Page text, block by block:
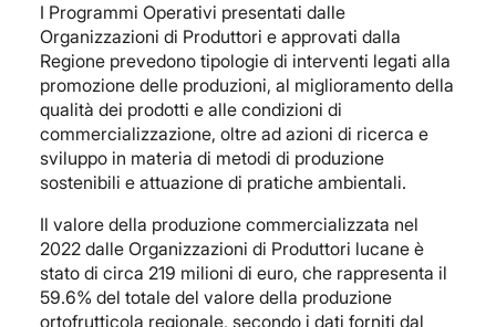
I Programmi Operativi presentati dalle
Organizzazioni di Produttori e approvati dalla
Regione prevedono tipologie di interventi legati alla
promozione delle produzioni, al miglioramento della
qualità dei prodotti e alle condizioni di
commercializzazione, oltre ad azioni di ricerca e
sviluppo in materia di metodi di produzione
sostenibili e attuazione di pratiche ambientali.
Il valore della produzione commercializzata nel
2022 dalle Organizzazioni di Produttori lucane è
stato di circa 219 milioni di euro, che rappresenta il
59.6% del totale del valore della produzione
ortofrutticola regionale, secondo i dati forniti dal